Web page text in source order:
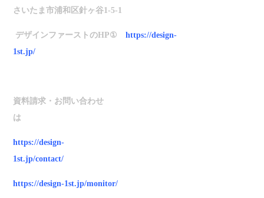
さいたま市浦和区針ヶ谷1-5-1
デザインファーストのHP①
https://design-
1st.jp/
資料請求・お問い合わせ
は
https://design-
1st.jp/contact/
https://design-1st.jp/monitor/